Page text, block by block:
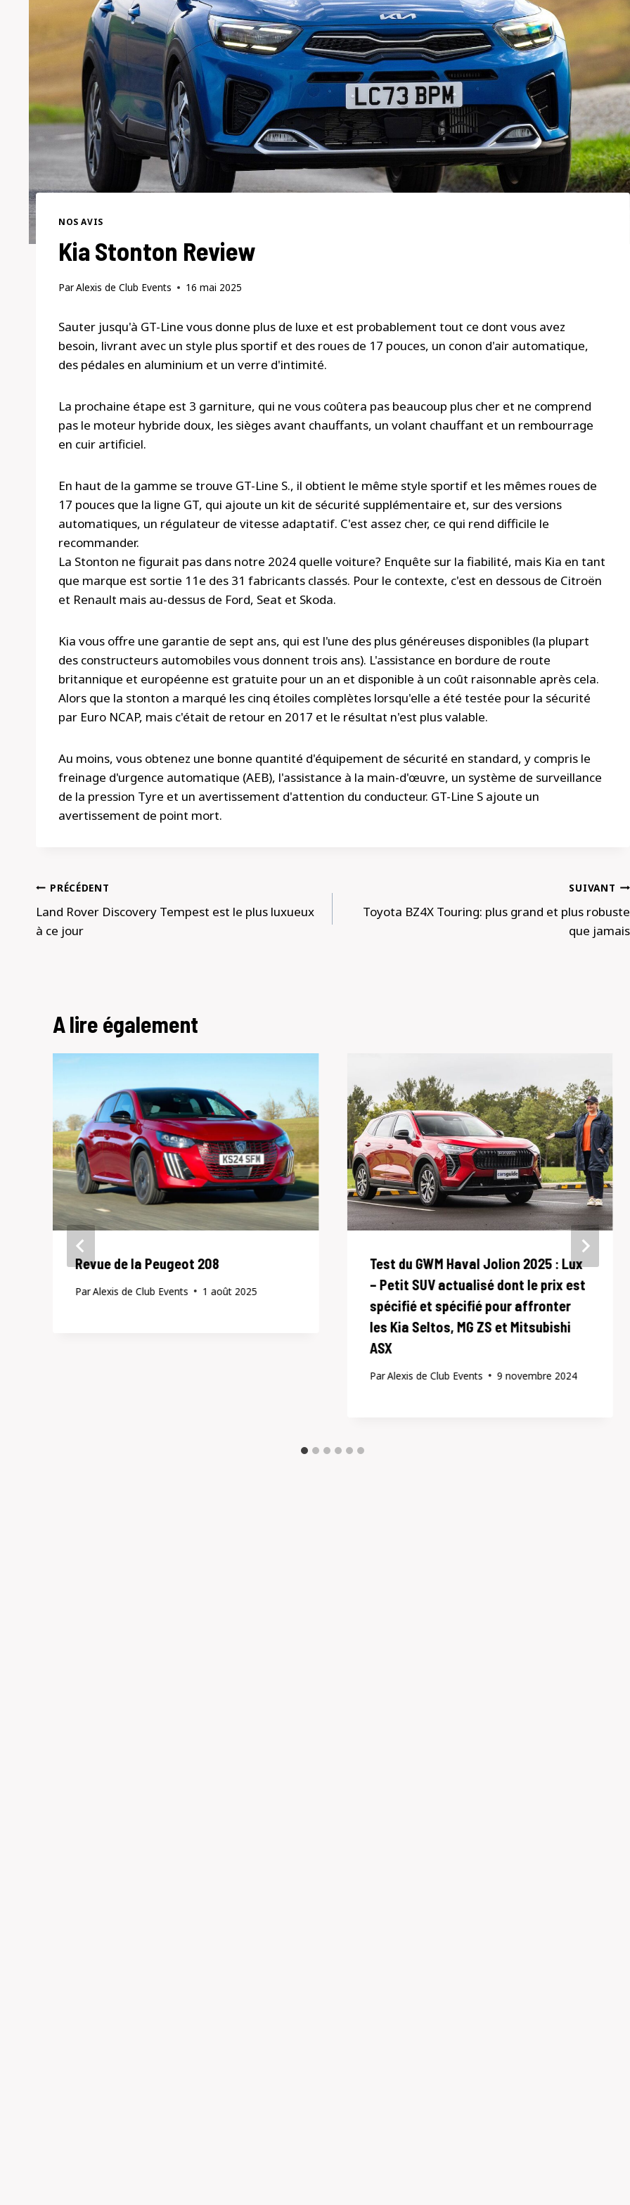
NOS AVIS
Kia Stonton Review
ParAlexis de Club Events 16 mai 2025
Sauter jusqu'à GT-Line vous donne plus de luxe et est probablement tout ce dont vous avez
besoin, livrant avec un style plus sportif et des roues de 17 pouces, un conon d'air automatique,
des pédales en aluminium et un verre d'intimité.
La prochaine étape est 3 garniture, qui ne vous coûtera pas beaucoup plus cher et ne comprend
pas le moteur hybride doux, les sièges avant chauffants, un volant chauffant et un rembourrage
en cuir artificiel.
En haut de la gamme se trouve GT-Line S., il obtient le même style sportif et les mêmes roues de
17 pouces que la ligne GT, qui ajoute un kit de sécurité supplémentaire et, sur des versions
automatiques, un régulateur de vitesse adaptatif. C'est assez cher, ce qui rend difficile le
recommander.
La Stonton ne figurait pas dans notre 2024 quelle voiture? Enquête sur la fiabilité, mais Kia en tant
que marque est sortie 11e des 31 fabricants classés. Pour le contexte, c'est en dessous de Citroën
et Renault mais au-dessus de Ford, Seat et Skoda.
Kia vous offre une garantie de sept ans, qui est l'une des plus généreuses disponibles (la plupart
des constructeurs automobiles vous donnent trois ans). L'assistance en bordure de route
britannique et européenne est gratuite pour un an et disponible à un coût raisonnable après cela.
Alors que la stonton a marqué les cinq étoiles complètes lorsqu'elle a été testée pour la sécurité
par Euro NCAP, mais c'était de retour en 2017 et le résultat n'est plus valable.
Au moins, vous obtenez une bonne quantité d'équipement de sécurité en standard, y compris le
freinage d'urgence automatique (AEB), l'assistance à la main-d'œuvre, un système de surveillance
de la pression Tyre et un avertissement d'attention du conducteur. GT-Line S ajoute un
avertissement de point mort.
Navigation
de
l’article
PRÉCÉDENT
Land Rover Discovery Tempest est le plus luxueux
à ce jour
SUIVANT
Toyota BZ4X Touring: plus grand et plus robuste
que jamais
A lire également
Revue de la Peugeot 208
ParAlexis de Club Events 1 août 2025
Test du GWM Haval Jolion 2025 : Lux
– Petit SUV actualisé dont le prix est
spécifié et spécifié pour affronter
les Kia Seltos, MG ZS et Mitsubishi
ASX
ParAlexis de Club Events 9 novembre 2024